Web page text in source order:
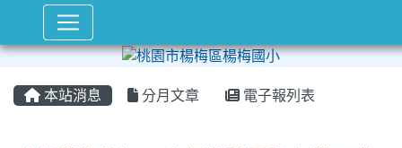
本站消息 分月文章 電子報列表